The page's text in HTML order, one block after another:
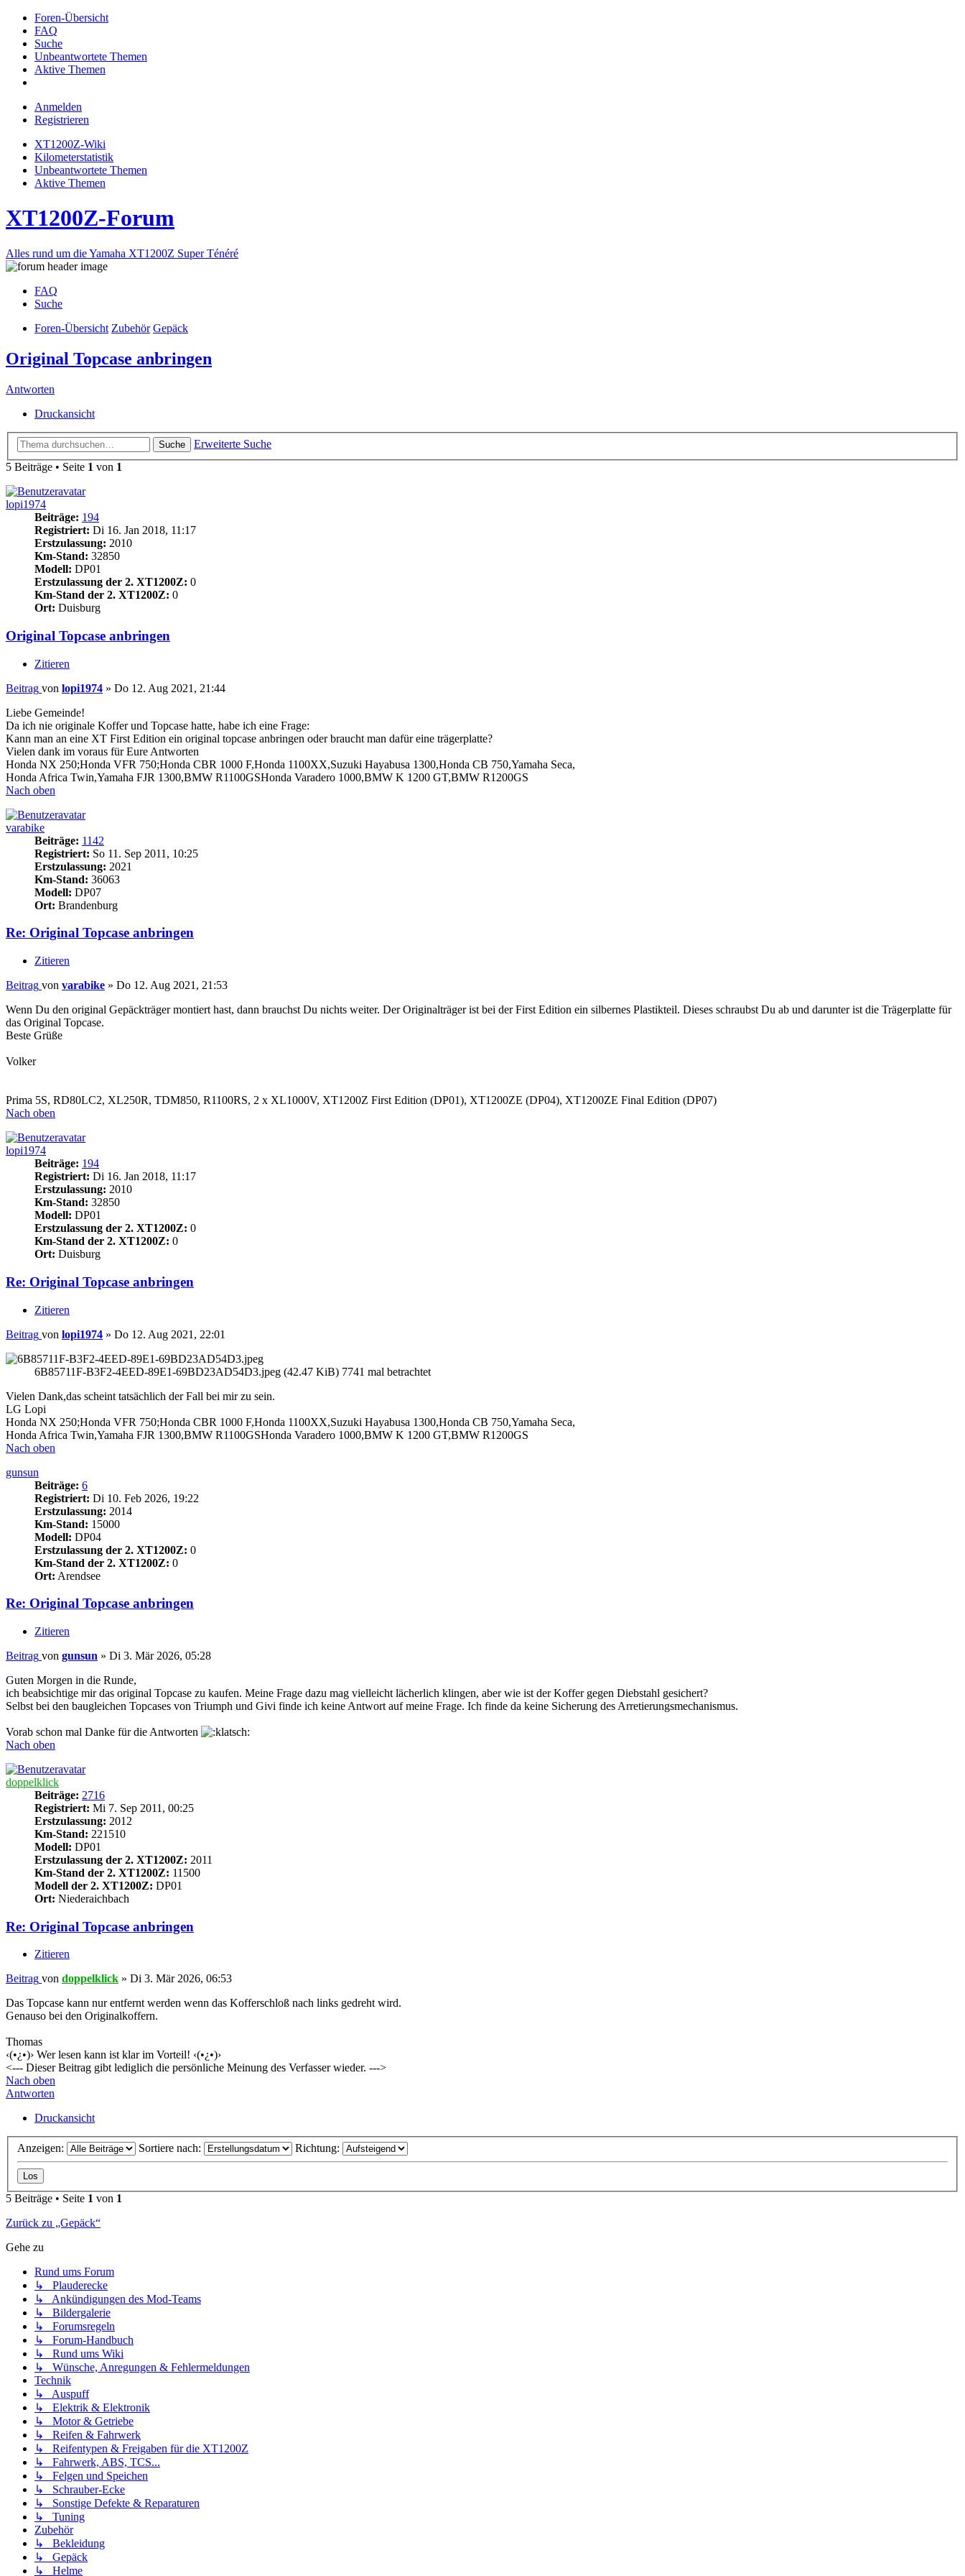
Foren-Übersicht
FAQ
Suche
Unbeantwortete Themen
Aktive Themen
Anmelden
Registrieren
XT1200Z-Wiki
Kilometerstatistik
Unbeantwortete Themen
Aktive Themen
XT1200Z-Forum
Alles rund um die Yamaha XT1200Z Super Ténéré
FAQ
Suche
Foren-Übersicht Zubehör Gepäck
Original Topcase anbringen
Antworten
Druckansicht
Suche
Erweiterte Suche
5 Beiträge • Seite 1 von 1
lopi1974
Beiträge: 194
Registriert: Di 16. Jan 2018, 11:17
Erstzulassung: 2010
Km-Stand: 32850
Modell: DP01
Erstzulassung der 2. XT1200Z: 0
Km-Stand der 2. XT1200Z: 0
Ort: Duisburg
Original Topcase anbringen
Zitieren
Beitrag von lopi1974 » Do 12. Aug 2021, 21:44
Liebe Gemeinde!
Da ich nie originale Koffer und Topcase hatte, habe ich eine Frage:
Kann man an eine XT First Edition ein original topcase anbringen oder braucht man dafür eine trägerplatte?
Vielen dank im voraus für Eure Antworten
Honda NX 250;Honda VFR 750;Honda CBR 1000 F,Honda 1100XX,Suzuki Hayabusa 1300,Honda CB 750,Yamaha Seca,
Honda Africa Twin,Yamaha FJR 1300,BMW R1100GSHonda Varadero 1000,BMW K 1200 GT,BMW R1200GS
Nach oben
varabike
Beiträge: 1142
Registriert: So 11. Sep 2011, 10:25
Erstzulassung: 2021
Km-Stand: 36063
Modell: DP07
Ort: Brandenburg
Re: Original Topcase anbringen
Zitieren
Beitrag von varabike » Do 12. Aug 2021, 21:53
Wenn Du den original Gepäckträger montiert hast, dann brauchst Du nichts weiter. Der Originalträger ist bei der First Edition ein silbernes Plastikteil. Dieses schraubst Du ab und darunter ist die Trägerplatte für
das Original Topcase.
Beste Grüße
Volker
Prima 5S, RD80LC2, XL250R, TDM850, R1100RS, 2 x XL1000V, XT1200Z First Edition (DP01), XT1200ZE (DP04), XT1200ZE Final Edition (DP07)
Nach oben
lopi1974
Beiträge: 194
Registriert: Di 16. Jan 2018, 11:17
Erstzulassung: 2010
Km-Stand: 32850
Modell: DP01
Erstzulassung der 2. XT1200Z: 0
Km-Stand der 2. XT1200Z: 0
Ort: Duisburg
Re: Original Topcase anbringen
Zitieren
Beitrag von lopi1974 » Do 12. Aug 2021, 22:01
6B85711F-B3F2-4EED-89E1-69BD23AD54D3.jpeg (42.47 KiB) 7741 mal betrachtet
Vielen Dank,das scheint tatsächlich der Fall bei mir zu sein.
LG Lopi
Honda NX 250;Honda VFR 750;Honda CBR 1000 F,Honda 1100XX,Suzuki Hayabusa 1300,Honda CB 750,Yamaha Seca,
Honda Africa Twin,Yamaha FJR 1300,BMW R1100GSHonda Varadero 1000,BMW K 1200 GT,BMW R1200GS
Nach oben
gunsun
Beiträge: 6
Registriert: Di 10. Feb 2026, 19:22
Erstzulassung: 2014
Km-Stand: 15000
Modell: DP04
Erstzulassung der 2. XT1200Z: 0
Km-Stand der 2. XT1200Z: 0
Ort: Arendsee
Re: Original Topcase anbringen
Zitieren
Beitrag von gunsun » Di 3. Mär 2026, 05:28
Guten Morgen in die Runde,
ich beabsichtige mir das original Topcase zu kaufen. Meine Frage dazu mag vielleicht lächerlich klingen, aber wie ist der Koffer gegen Diebstahl gesichert?
Selbst bei den baugleichen Topcases von Triumph und Givi finde ich keine Antwort auf meine Frage. Ich finde da keine Sicherung des Arretierungsmechanismus.
Vorab schon mal Danke für die Antworten
Nach oben
doppelklick
Beiträge: 2716
Registriert: Mi 7. Sep 2011, 00:25
Erstzulassung: 2012
Km-Stand: 221510
Modell: DP01
Erstzulassung der 2. XT1200Z: 2011
Km-Stand der 2. XT1200Z: 11500
Modell der 2. XT1200Z: DP01
Ort: Niederaichbach
Re: Original Topcase anbringen
Zitieren
Beitrag von doppelklick » Di 3. Mär 2026, 06:53
Das Topcase kann nur entfernt werden wenn das Kofferschloß nach links gedreht wird.
Genauso bei den Originalkoffern.
Thomas
‹(•¿•)› Wer lesen kann ist klar im Vorteil! ‹(•¿•)›
<--- Dieser Beitrag gibt lediglich die persönliche Meinung des Verfasser wieder. --->
Nach oben
Antworten
Druckansicht
Anzeigen: Sortiere nach: Richtung:
5 Beiträge • Seite 1 von 1
Zurück zu „Gepäck“
Gehe zu
Rund ums Forum
↳ Plauderecke
↳ Ankündigungen des Mod-Teams
↳ Bildergalerie
↳ Forumsregeln
↳ Forum-Handbuch
↳ Rund ums Wiki
↳ Wünsche, Anregungen & Fehlermeldungen
Technik
↳ Auspuff
↳ Elektrik & Elektronik
↳ Motor & Getriebe
↳ Reifen & Fahrwerk
↳ Reifentypen & Freigaben für die XT1200Z
↳ Fahrwerk, ABS, TCS...
↳ Felgen und Speichen
↳ Schrauber-Ecke
↳ Sonstige Defekte & Reparaturen
↳ Tuning
Zubehör
↳ Bekleidung
↳ Gepäck
↳ Helme